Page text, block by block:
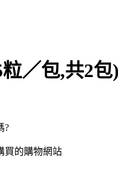
／包,共2
?
買的購物網站